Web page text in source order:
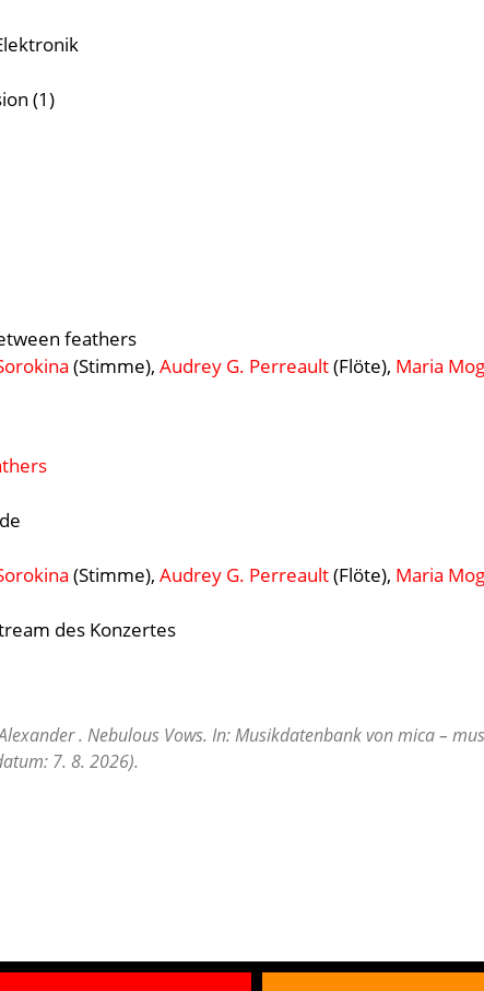
(1)
feathers
(Stimme), Audrey G. Perreault(Flöte), Maria
(Stimme), Audrey G. Perreault(Flöte), Maria
des Konzertes
. Nebulous Vows. In: Musikdatenbank von mica –
7. 8. 2026).